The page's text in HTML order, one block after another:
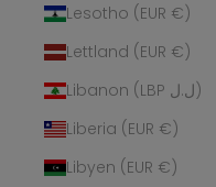
Lesotho (EUR €)
Lettland (EUR €)
Libanon (LBP ل.ل)
Liberia (EUR €)
Libyen (EUR €)